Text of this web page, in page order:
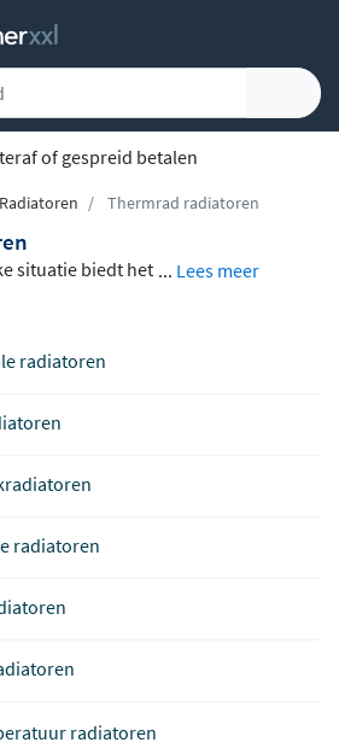
of gespreid betalen
Radiatoren Thermrad radiatoren
situatie biedt het
onder een
een elektrisch m
allemaal in huis.
in staal, al
u altijd een radi
en verwa
... Lees meer
radiatoren
radiatoren
radiatoren